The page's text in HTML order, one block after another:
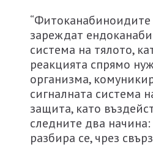
зареждат
система на тялото,
реакцията спрямо
организма,
сигналната система
защита, като
следните два
разбира се, чрез